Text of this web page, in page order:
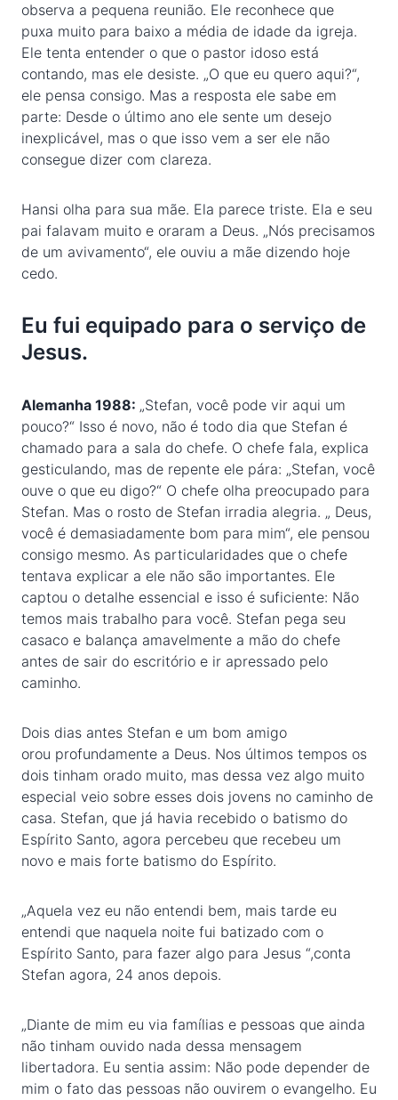
observa a pequena reunião. Ele reconhece que
puxa muito para baixo a média de idade da igreja.
Ele tenta entender o que o pastor idoso está
contando, mas ele desiste. „O que eu quero aqui?“,
ele pensa consigo. Mas a resposta ele sabe em
parte: Desde o último ano ele sente um desejo
inexplicável, mas o que isso vem a ser ele não
consegue dizer com clareza.
Hansi olha para sua mãe. Ela parece triste. Ela e seu
pai falavam muito e oraram a Deus. „Nós precisamos
de um avivamento“, ele ouviu a mãe dizendo hoje
cedo.
Eu fui equipado para o serviço de
Jesus.
Alemanha 1988: „Stefan, você pode vir aqui um
pouco?“ Isso é novo, não é todo dia que Stefan é
chamado para a sala do chefe. O chefe fala, explica
gesticulando, mas de repente ele pára: „Stefan, você
ouve o que eu digo?“ O chefe olha preocupado para
Stefan. Mas o rosto de Stefan irradia alegria. „ Deus,
você é demasiadamente bom para mim“, ele pensou
consigo mesmo. As particularidades que o chefe
tentava explicar a ele não são importantes. Ele
captou o detalhe essencial e isso é suficiente: Não
temos mais trabalho para você. Stefan pega seu
casaco e balança amavelmente a mão do chefe
antes de sair do escritório e ir apressado pelo
caminho.
Dois dias antes Stefan e um bom amigo
orou profundamente a Deus. Nos últimos tempos os
dois tinham orado muito, mas dessa vez algo muito
especial veio sobre esses dois jovens no caminho de
casa. Stefan, que já havia recebido o batismo do
Espírito Santo, agora percebeu que recebeu um
novo e mais forte batismo do Espírito.
„Aquela vez eu não entendi bem, mais tarde eu
entendi que naquela noite fui batizado com o
Espírito Santo, para fazer algo para Jesus “,conta
Stefan agora, 24 anos depois.
„Diante de mim eu via famílias e pessoas que ainda
não tinham ouvido nada dessa mensagem
libertadora. Eu sentia assim: Não pode depender de
mim o fato das pessoas não ouvirem o evangelho. Eu